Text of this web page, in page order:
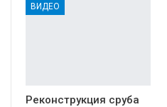
ВИДЕО
Реконструкция сруба